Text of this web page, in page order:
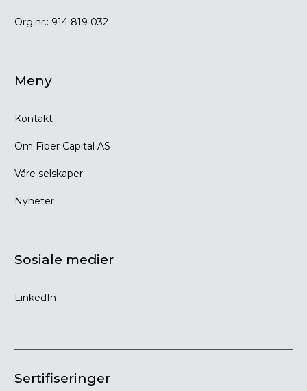
Org.nr.: 914 819 032
Meny
Kontakt
Om Fiber Capital AS
Våre selskaper
Nyheter
Sosiale medier
LinkedIn
Sertifiseringer